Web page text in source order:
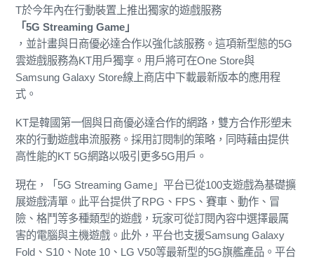
T於今年內在行動裝置上推出獨家的遊戲服務
「5G Streaming Game」
，並計畫與日商優必達合作以強化該服務。這項新型態的5G
雲遊戲服務為KT用戶獨享。用戶將可在One Store與
Samsung Galaxy Store線上商店中下載最新版本的應用程
式。
KT是韓國第一個與日商優必達合作的網路，雙方合作形塑未
來的行動遊戲串流服務。採用訂閱制的策略，同時藉由提供
高性能的KT 5G網路以吸引更多5G用戶。
現在，「5G Streaming Game」平台已從100支遊戲為基礎擴
展遊戲清單。此平台提供了RPG、FPS、賽車、動作、冒
險、格鬥等多種類型的遊戲，玩家可從訂閱內容中選擇最厲
害的電腦與主機遊戲。此外，平台也支援Samsung Galaxy
Fold、S10、Note 10、LG V50等最新型的5G旗艦產品。平台